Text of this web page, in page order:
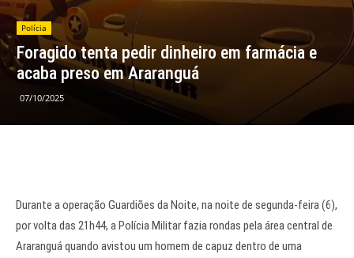
Polícia
Foragido tenta pedir dinheiro em farmácia e
acaba preso em Araranguá
07/10/2025
Durante a operação Guardiões da Noite, na noite de segunda-feira (6),
por volta das 21h44, a Polícia Militar fazia rondas pela área central de
Araranguá quando avistou um homem de capuz dentro de uma